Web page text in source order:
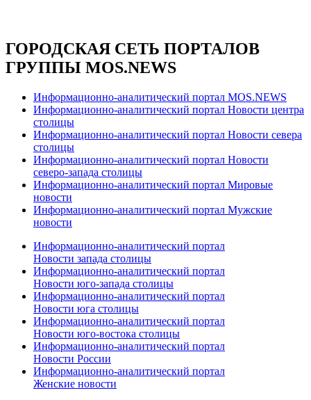
ГОРОДСКАЯ СЕТЬ ПОРТАЛОВ
ГРУППЫ MOS.NEWS
Информационно-аналитический портал MOS.NEWS
Информационно-аналитический портал Новости центра
столицы
Информационно-аналитический портал Новости севера
столицы
Информационно-аналитический портал Новости
северо-запада столицы
Информационно-аналитический портал Мировые
новости
Информационно-аналитический портал Мужские
новости
Информационно-аналитический портал
Новости запада столицы
Информационно-аналитический портал
Новости юго-запада столицы
Информационно-аналитический портал
Новости юга столицы
Информационно-аналитический портал
Новости юго-востока столицы
Информационно-аналитический портал
Новости России
Информационно-аналитический портал
Женские новости